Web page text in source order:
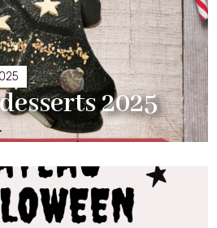
2025